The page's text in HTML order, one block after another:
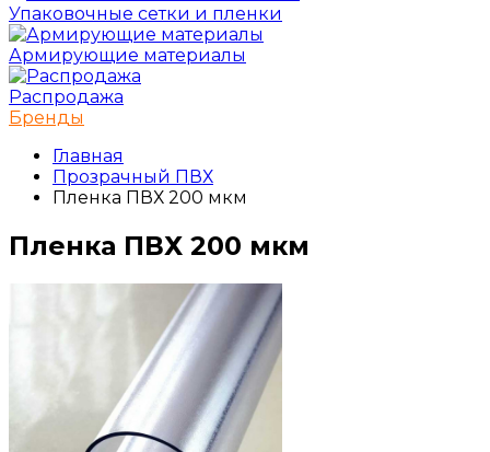
Упаковочные сетки и пленки
Армирующие материалы
Распродажа
Бренды
Главная
Прозрачный ПВХ
Пленка ПВХ 200 мкм
Пленка ПВХ 200 мкм